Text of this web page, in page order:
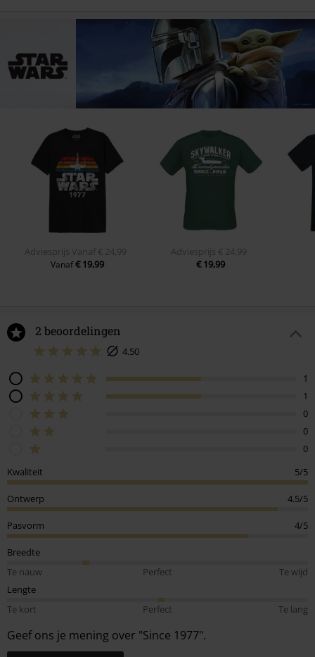
Adviesprijs Vanaf € 24,99
Vanaf€ 19,99
Adviesprijs
€ 24,99
€ 19,99
2 beoordelingen
4.50
1
1
0
0
0
Kwaliteit
5/5
Ontwerp 4.5/5
Pasvorm 4/5
Breedte
Te nauw
Perfect
Te wijd
Lengte
Te kort
Perfect Te lang
Geef ons je mening over "Since 1977".